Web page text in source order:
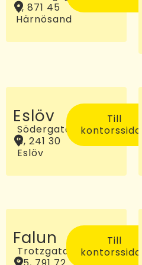
2, 871 45
Härnösand
Eslöv
Södergatan
5, 241 30
Eslöv
Till
kontorssidan
Falun
Trotzgatan
Till
kontorssidan